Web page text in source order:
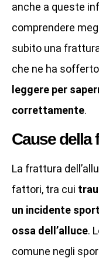
anche a queste
comprendere
subito una
che ne ha
leggere per
correttamente.
Cause della
La frattura
fattori, tra cui
un incidente
ossa dell’alluce.
comune negli